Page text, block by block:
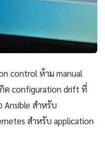
control ห้าม manual
ด configuration drift ที่
Ansible สำหรับ
สำหรับ application